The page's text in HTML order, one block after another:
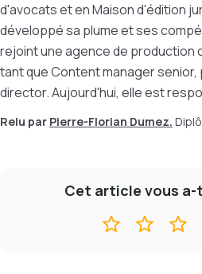
d'avocats et en Maison d'édition
développé sa plume et ses
rejoint une agence de production
tant que Content manager
director. Aujourd'hui, elle est
Relu par Pierre-Florian Dumez.
Cet article vous